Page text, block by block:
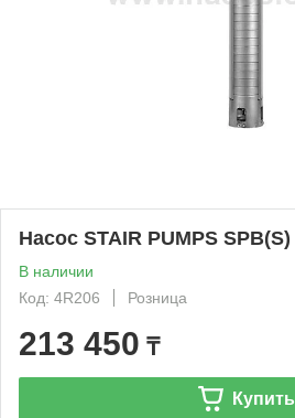
Насос STAIR PUMPS SPB(S)
В наличии
Код: 4R206
Розница
213 450 ₸
Купить